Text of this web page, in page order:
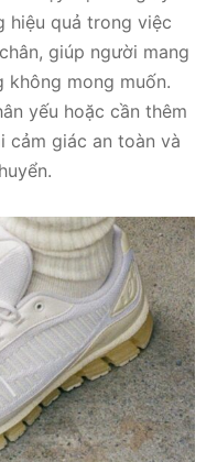
hiệu quả trong việc
giúp người mang
không mong muốn.
yếu hoặc cần thêm
cảm giác an toàn và